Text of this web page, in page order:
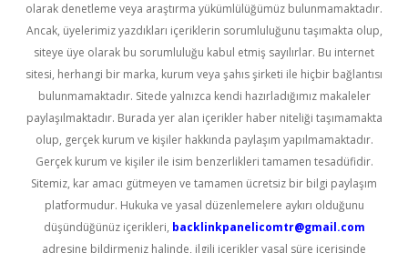
olarak denetleme veya araştırma yükümlülüğümüz bulunmamaktadır.
Ancak, üyelerimiz yazdıkları içeriklerin sorumluluğunu taşımakta olup,
siteye üye olarak bu sorumluluğu kabul etmiş sayılırlar. Bu internet
sitesi, herhangi bir marka, kurum veya şahıs şirketi ile hiçbir bağlantısı
bulunmamaktadır. Sitede yalnızca kendi hazırladığımız makaleler
paylaşılmaktadır. Burada yer alan içerikler haber niteliği taşımamakta
olup, gerçek kurum ve kişiler hakkında paylaşım yapılmamaktadır.
Gerçek kurum ve kişiler ile isim benzerlikleri tamamen tesadüfidir.
Sitemiz, kar amacı gütmeyen ve tamamen ücretsiz bir bilgi paylaşım
platformudur. Hukuka ve yasal düzenlemelere aykırı olduğunu
düşündüğünüz içerikleri, backlinkpanelicomtr@gmail.com
adresine bildirmeniz halinde, ilgili içerikler yasal süre içerisinde